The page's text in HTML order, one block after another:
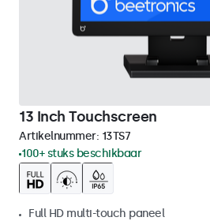
13 Inch Touchscreen
Artikelnummer: 13TS7
100+ stuks beschikbaar
Full HD multi-touch paneel